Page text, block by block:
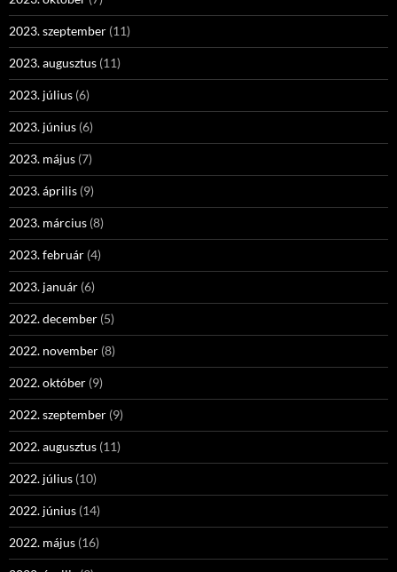
2023. szeptember (11)
2023. augusztus (11)
2023. július (6)
2023. június (6)
2023. május (7)
2023. április (9)
2023. március (8)
2023. február (4)
2023. január (6)
2022. december (5)
2022. november (8)
2022. október (9)
2022. szeptember (9)
2022. augusztus (11)
2022. július (10)
2022. június (14)
2022. május (16)